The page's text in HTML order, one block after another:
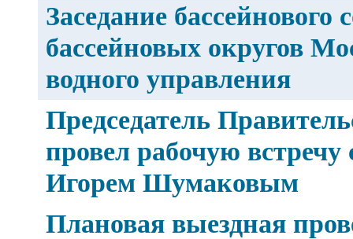
Заседание бассейнового
бассейновых округов
водного управления
Председатель
провел рабочую встречу
Игорем Шумаковым
Плановая выездная